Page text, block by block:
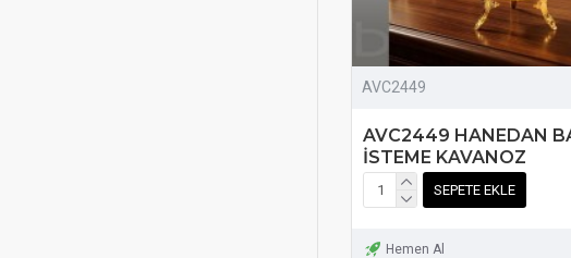
AVC2449
AVC2449 HANEDAN
İSTEME KAVANOZ
SEPETE EKLE
Hemen Al